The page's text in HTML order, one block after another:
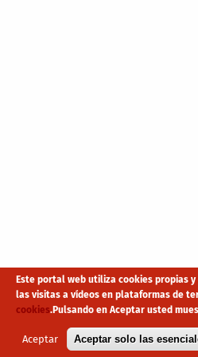
Este portal web utiliza cookies propias
las visitas a vídeos en plataformas de
cookies.Pulsando en Aceptar usted
Aceptar Aceptar solo las